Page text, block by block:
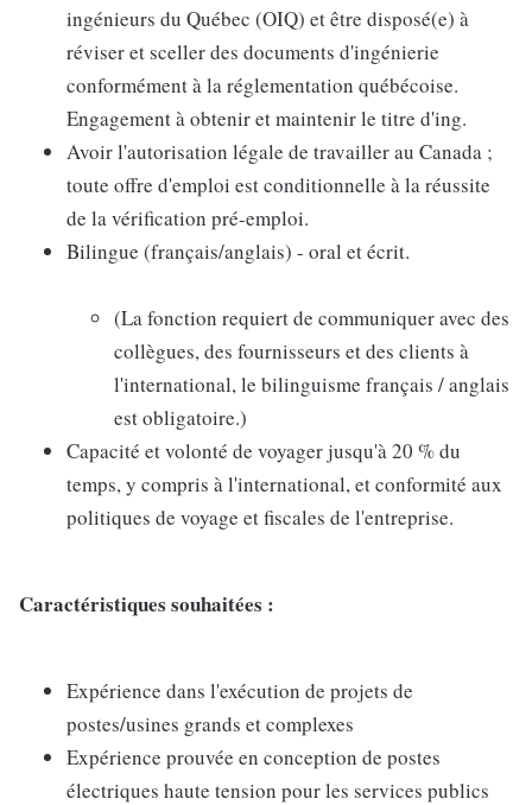
ingénieurs du Québec (OIQ) et être disposé(e) à
réviser et sceller des documents d'ingénierie
conformément à la réglementation québécoise.
Engagement à obtenir et maintenir le titre d'ing.
Avoir l'autorisation légale de travailler au Canada ;
toute offre d'emploi est conditionnelle à la réussite
de la vérification pré-emploi.
Bilingue (français/anglais) - oral et écrit.
(La fonction requiert de communiquer avec des
collègues, des fournisseurs et des clients à
l'international, le bilinguisme français / anglais
est obligatoire.)
Capacité et volonté de voyager jusqu'à 20 % du
temps, y compris à l'international, et conformité aux
politiques de voyage et fiscales de l'entreprise.
Caractéristiques souhaitées :
Expérience dans l'exécution de projets de
postes/usines grands et complexes
Expérience prouvée en conception de postes
électriques haute tension pour les services publics